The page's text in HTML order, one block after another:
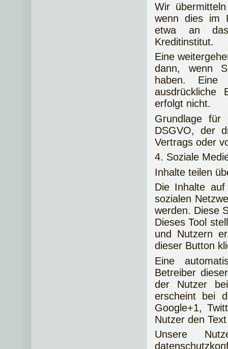
Wir
wenn dies im
etwa an das
Kreditinstitut.
Eine
dann, wenn
haben.
ausdrückliche
erfolgt nicht.
Grundlage
DSGVO, der
Vertrags oder
4. Soziale
Inhalte teilen
Die Inhalte
sozialen
werden. Diese
Dieses Tool
und Nutzern
dieser Button
Eine
Betreiber
der Nutzer
erscheint bei
Google+1,
Nutzer den
Unsere